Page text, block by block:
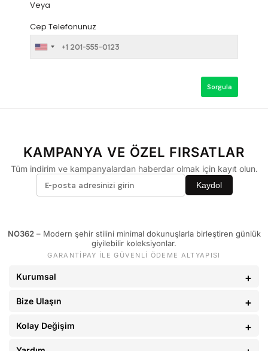
Veya
Cep Telefonunuz
KAMPANYA VE ÖZEL FIRSATLAR
Tüm indirim ve kampanyalardan haberdar olmak için kayıt olun.
Kaydol
NO362– Modern şehir stilini minimal dokunuşlarla birleştiren günlük
giyilebilir koleksiyonlar.
GARANTİPAY İLE GÜVENLİ ÖDEME ALTYAPISI
Kurumsal
Bize Ulaşın
Kolay Değişim